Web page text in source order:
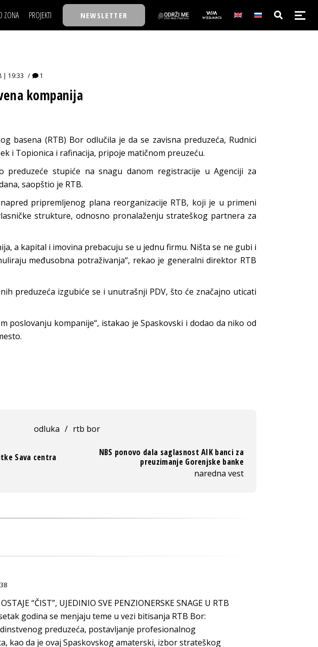
ZONA PROJEKTI
BACK TO OFFICE/SCHOOL
BIZKOLEGIJUM
BMW BIZNIS LIGA
BIZLIFE WEEK
IZJAVA GODINE
NEWSLETTER
NAJKOLEGA
BACK TO OFFICE/SCHOOL
BIZBENDOVI
BIZLIFE WEEK
| 19:33 1
kompanija
basena (RTB) Bor odlučila je da se zavisna preduzeća, Rudnici
i Topionica i rafinacija, pripoje matičnom preuzeću.
stupiće na snagu danom registracije u Agenciji za
saopštio je RTB.
pripremljenog plana reorganizacije RTB, koji je u primeni
strukture, odnosno pronalaženju strateškog partnera za
a kapital i imovina prebacuju se u jednu firmu. Ništa se ne gubi i
međusobna potraživanja“, rekao je generalni direktor RTB
preduzeća izgubiće se i unutrašnji PDV, što će značajno uticati
poslovanju kompanije“, istakao je Spaskovski i dodao da niko od
odluka / rtb bor
Sava centra
NBS ponovo dala saglasnost AIK banci za
preuzimanje Gorenjske banke
naredna vest
“ČIST”, UJEDINIO SVE PENZIONERSKE SNAGE U RTB
godina se menjaju teme u vezi bitisanja RTB Bor:
preduzeća, postavljanje profesionalnog
kao da je ovaj Spaskovskog amaterski, izbor strateškog